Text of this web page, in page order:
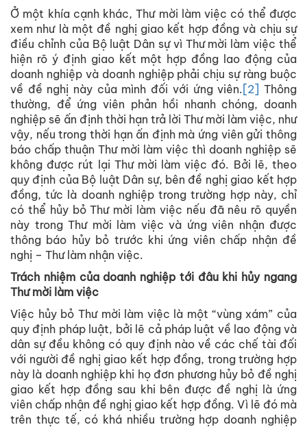
Ở một khía cạnh khác, Thư mời làm việc có thể được
xem như là một đề nghị giao kết hợp đồng và chịu sự
điều chỉnh của Bộ luật Dân sự vì Thư mời làm việc thể
hiện rõ ý định giao kết một hợp đồng lao động của
doanh nghiệp và doanh nghiệp phải chịu sự ràng buộc
về đề nghị này của mình đối với ứng viên. [2] Thông
thường, để ứng viên phản hồi nhanh chóng, doanh
nghiệp sẽ ấn định thời hạn trả lời Thư mời làm việc, như
vậy, nếu trong thời hạn ấn định mà ứng viên gửi thông
báo chấp thuận Thư mời làm việc thì doanh nghiệp sẽ
không được rút lại Thư mời làm việc đó. Bởi lẽ, theo
quy định của Bộ luật Dân sự, bên đề nghị giao kết hợp
đồng, tức là doanh nghiệp trong trường hợp này, chỉ
có thể hủy bỏ Thư mời làm việc nếu đã nêu rõ quyền
này trong Thư mời làm việc và ứng viên nhận được
thông báo hủy bỏ trước khi ứng viên chấp nhận đề
nghị – Thư làm nhận việc.
Trách nhiệm của doanh nghiệp tới đâu khi hủy ngang
Thư mời làm việc
Việc hủy bỏ Thư mời làm việc là một “vùng xám” của
quy định pháp luật, bởi lẽ cả pháp luật về lao động và
dân sự đều không có quy định nào về các chế tài đối
với người đề nghị giao kết hợp đồng, trong trường hợp
này là doanh nghiệp khi họ đơn phương hủy bỏ đề nghị
giao kết hợp đồng sau khi bên được đề nghị là ứng
viên chấp nhận đề nghị giao kết hợp đồng. Vì lẽ đó mà
trên thực tế, có khá nhiều trường hợp doanh nghiệp